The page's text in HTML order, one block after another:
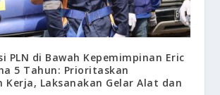
PLN di Bawah Kepemimpinan Eric
5 Tahun: Prioritaskan
Kerja, Laksanakan Gelar Alat dan